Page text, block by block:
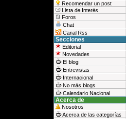
Recomendar un post
Lista de Interés
Foros
Chat
Canal Rss
Secciones
Editorial
Novedades
El blog
Entrevistas
Internacional
No más blogs
Calendario Nacional
Acerca de
Nosotros
Acerca de las categorías